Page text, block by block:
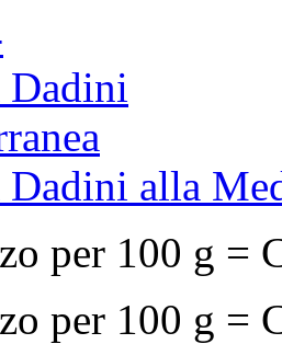
alla
per 100 g =
per 100 g =